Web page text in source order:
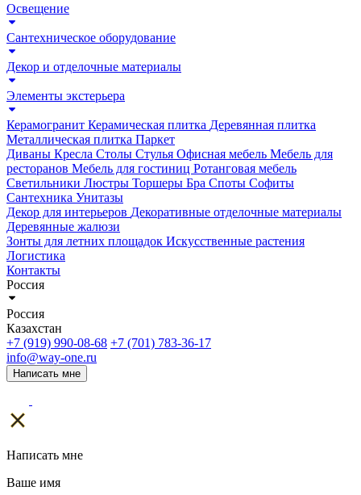
Освещение
Сантехническое оборудование
Декор и отделочные материалы
Элементы экстерьера
Керамогранит Керамическая плитка Деревянная плитка
Металлическая плитка Паркет
Диваны Кресла Столы Стулья Офисная мебель Мебель для
ресторанов Мебель для гостиниц Ротанговая мебель
Светильники Люстры Торшеры Бра Споты Софиты
Сантехника Унитазы
Декор для интерьеров Декоративные отделочные материалы
Деревянные жалюзи
Зонты для летних площадок Искусственные растения
Логистика
Контакты
Россия
Россия
Казахстан
+7 (919) 990-08-68 +7 (701) 783-36-17
info@way-one.ru
Написать мне
Написать мне
Ваше имя